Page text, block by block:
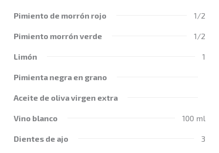
Pimiento de morrón rojo 1/2
Pimiento morrón verde 1/2
Limón 1
Pimienta negra en grano
Aceite de oliva virgen extra
Vino blanco 100 ml
Dientes de ajo 3